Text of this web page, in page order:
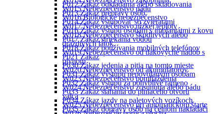
P012 Zákaz odkladania alebo skladovania
P013 Zákaz prepravy osôb
P014 Zákaz vstupovať so zvieratami
P016 Zákaz vstupu osobám s implantátmi z kovu
P017 Zákaz striekania vodou
P018 Zákaz používania mobilných telefónov
P021 Zákaz
P030 Zákaz jedenia a pitia na tomto mieste
P031 Zákaz výstupu nepovolaným osobám
P032 Zákaz vstupu za pohyblivé rameno
P033 Zákaz siahania do plniaceho otvoru
P034 Zákaz jazdy na paletových vozíkoch
P035 Zákaz dopravy osôb na čelnom nakladači
W015 Nebezpečenstvo pádu
W016 Biologické nebezpečenstvo
W017 Nebezpečenstvo nízkej teploty
W018 Nebezpečenstvo škodlivých alebo
dráždivých látok
W019 Nebezpečenstvo od tlakovýché nádob s
plynom
W020 Nebezpečenstvo od akumulátorov
W023 Nebezpečenstvo pomliaždenia
W024 Nebezpečenstvo zosunutia alebo pádu
valca
W025 Nebezpečenstvo pri automatickom štarte